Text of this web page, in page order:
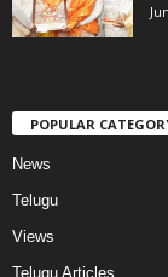
POPULAR
News
Telugu
Views
Telugu Articles